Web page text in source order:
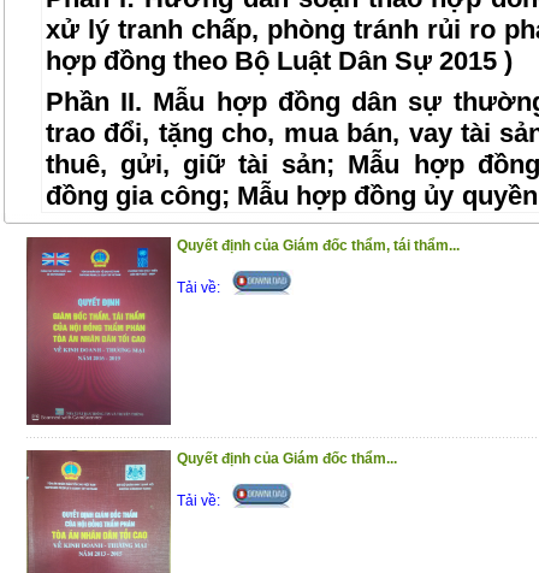
xử lý tranh chấp, phòng tránh rủi ro
hợp đồng theo Bộ Luật Dân Sự 2015 )
Phần II. Mẫu hợp đồng dân sự
trao đổi, tặng cho, mua bán, vay tài
thuê, gửi, giữ tài sản; Mẫu hợp
đồng gia công; Mẫu hợp đồng ủy
Mẫu hợp đồng hợp tác; Mẫu hợp
Cuốn sách giới thiệu các mẫu hợp
thực tế sinh hoạt mọi nhà, trong hoạt
nhằm giúp lãnh đạo, nhân viên soạn
việc đối chiếu và tham khảo để có thể
hợp đồng tại cơ quan đơn vị mình một
rủi ro pháp lý.
(2/12/2020)
Quyết định của Giám đốc thẩm, tái thẩm...
Tải về:
Quyết định của Giám đốc thẩm...
Tải về: